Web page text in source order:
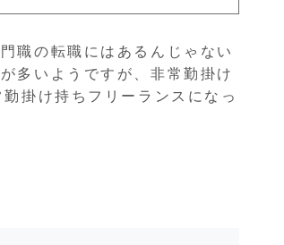
職の転職にはあるんじゃない
多いようですが、非常勤掛け
掛け持ちフリーランスになっ